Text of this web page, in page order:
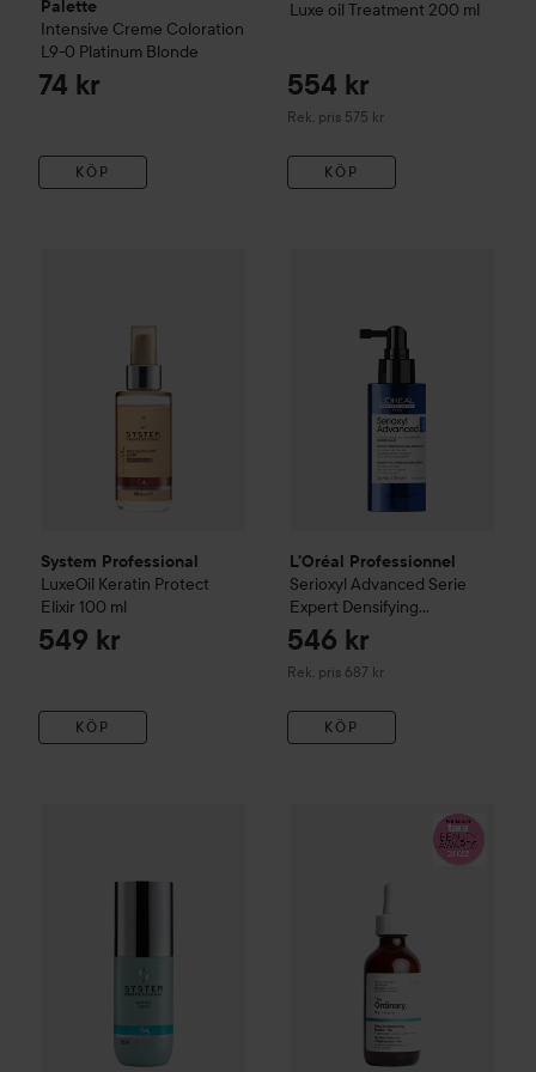
Palette
Intensive Creme Coloration
L9-0 Platinum Blonde
74 kr
KÖP
Luxe oil Treatment 200 ml
554 kr
Rek. pris 575 kr
Rekommenderat pris 575 kr
KÖP
System Professional
LuxeOil Keratin Protect
Elixir 100 ml
549 kr
KÖP
L'Oréal Professionnel
Serioxyl Advanced Serie
Expert Densifying
Professional Serum
546 kr
Rek. pris 687 kr
Rekommenderat pris 687 kr
KÖP
399 kr
Rekommenderat pris
Hair Care